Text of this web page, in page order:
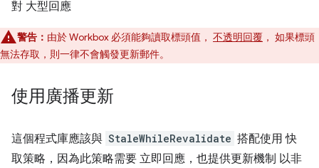
對 大型回應
警告： 由於 Workbox 必須能夠讀取標頭值， 不透明回覆 ， 如果標頭
無法存取，則一律不會觸發更新郵件。
使用廣播更新
這個程式庫應該與 StaleWhileRevalidate 搭配使用 快
取策略，因為此策略需要 立即回應，也提供更新機制 以非